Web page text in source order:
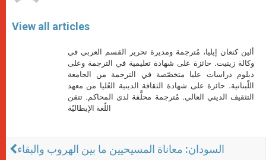
View all articles
ألين كنعان إيليا، مُترجمة ومديرة تحرير القسم العربي في
وكالة زينيت. حائزة على شهادة تعليمية في الترجمة وعلى
دبلوم دراسات عليا متخصّصة في الترجمة من الجامعة
اللّبنانية. حائزة على شهادة الثقافة الدينية العُليا من معهد
التثقيف الديني العالي. مُترجمة محلَّفة لدى المحاكم. تتقن
اللّغة الإيطاليّة
السودان: معاناة المسيحيين ما بين الهروب والبقاء